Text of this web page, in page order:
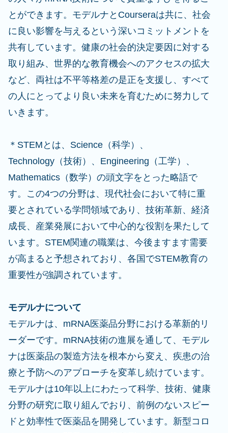
とができます。モデルナとCourseraは共に、社会
に良い影響を与えるという深いコミットメントを
共有しています。健康の社会的決定要因に対する
取り組み、世界的な教育機会へのアクセスの拡大
など、両社は不平等格差の是正を支援し、すべて
の人にとってより良い未来を育むために努力して
いきます。
＊STEMとは、Science（科学）、
Technology（技術）、Engineering（工学）、
Mathematics（数学）の頭文字をとった略語で
す。この4つの分野は、現代社会において特に重
要とされている学問領域であり、技術革新、経済
成長、産業発展において中心的な役割を果たして
います。STEM関連の職業は、今後ますます需要
が高まると予想されており、各国でSTEM教育の
重要性が強調されています。
モデルナについて
モデルナは、mRNA医薬品分野における革新的リ
ーダーです。mRNA技術の進展を通して、モデル
ナは医薬品の製造方法を根本から変え、疾患の治
療と予防へのアプローチを変革し続けています。
モデルナは10年以上にわたって科学、技術、健康
分野の研究に取り組んでおり、前例のないスピー
ドと効率性で医薬品を開発しています。新型コロ